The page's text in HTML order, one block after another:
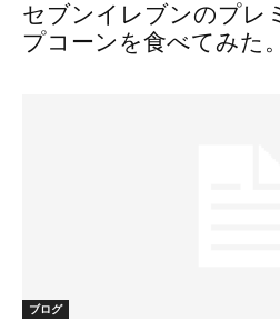
セブンイレブンのプレ
プコーンを食べてみた。
ブログ